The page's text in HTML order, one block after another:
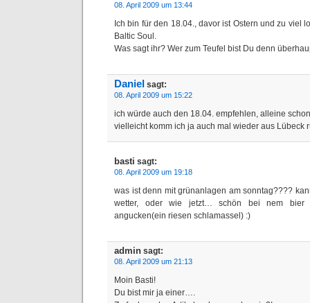
08. April 2009 um 13:44
Ich bin für den 18.04., davor ist Ostern und zu viel
Baltic Soul.
Was sagt ihr? Wer zum Teufel bist Du denn
Daniel sagt:
08. April 2009 um 15:22
ich würde auch den 18.04. empfehlen, alleine
vielleicht komm ich ja auch mal wieder aus Lübeck
basti sagt:
08. April 2009 um 19:18
was ist denn mit grünanlagen am sonntag????
wetter, oder wie jetzt… schön bei nem bier
angucken(ein riesen schlamassel) :)
admin sagt:
08. April 2009 um 21:13
Moin Basti!
Du bist mir ja einer….